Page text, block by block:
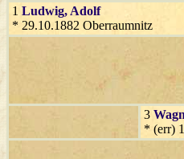
1 Ludwig, Adolf
* 29.10.1882 Oberraumnitz
3
* (err)